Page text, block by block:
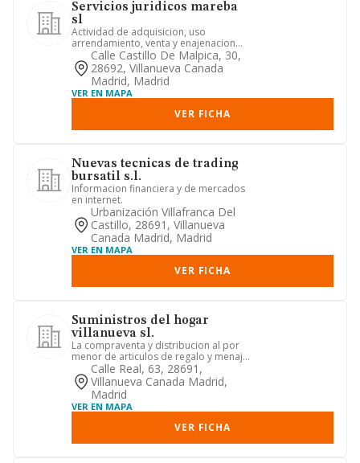
Servicios juridicos mareba
sl
Actividad de adquisicion, uso
arrendamiento, venta y enajenacion
por cualquier titulo de edificacio...
Calle Castillo De Malpica, 30,
28692, Villanueva Canada
Madrid, Madrid
VER EN MAPA
VER FICHA
Nuevas tecnicas de trading
bursatil s.l.
Informacion financiera y de mercados
en internet.
Urbanización Villafranca Del
Castillo, 28691, Villanueva
Canada Madrid, Madrid
VER EN MAPA
VER FICHA
Suministros del hogar
villanueva sl.
La compraventa y distribucion al por
menor de articulos de regalo y menaje
para el hogar, prendas d...
Calle Real, 63, 28691,
Villanueva Canada Madrid,
Madrid
VER EN MAPA
VER FICHA